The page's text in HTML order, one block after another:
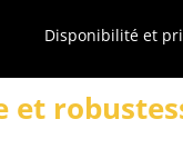
Disponibilité et
et